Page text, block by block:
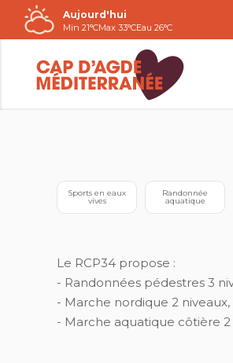
Passer
au
contenu
Aujourd'hui
Min 21°CMax 33°CEau 26°C
vives aquatique
Le RCP34 propose :
- Randonnées pédestres 3
- Marche nordique 2
- Marche aquatique côtière 2